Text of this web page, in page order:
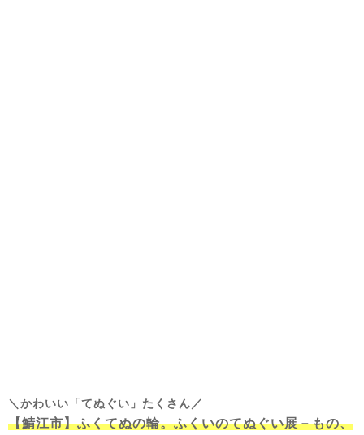
＼かわいい「てぬぐい」たくさん／
【鯖江市】ふくてぬの輪。ふくいのてぬぐい展－もの、